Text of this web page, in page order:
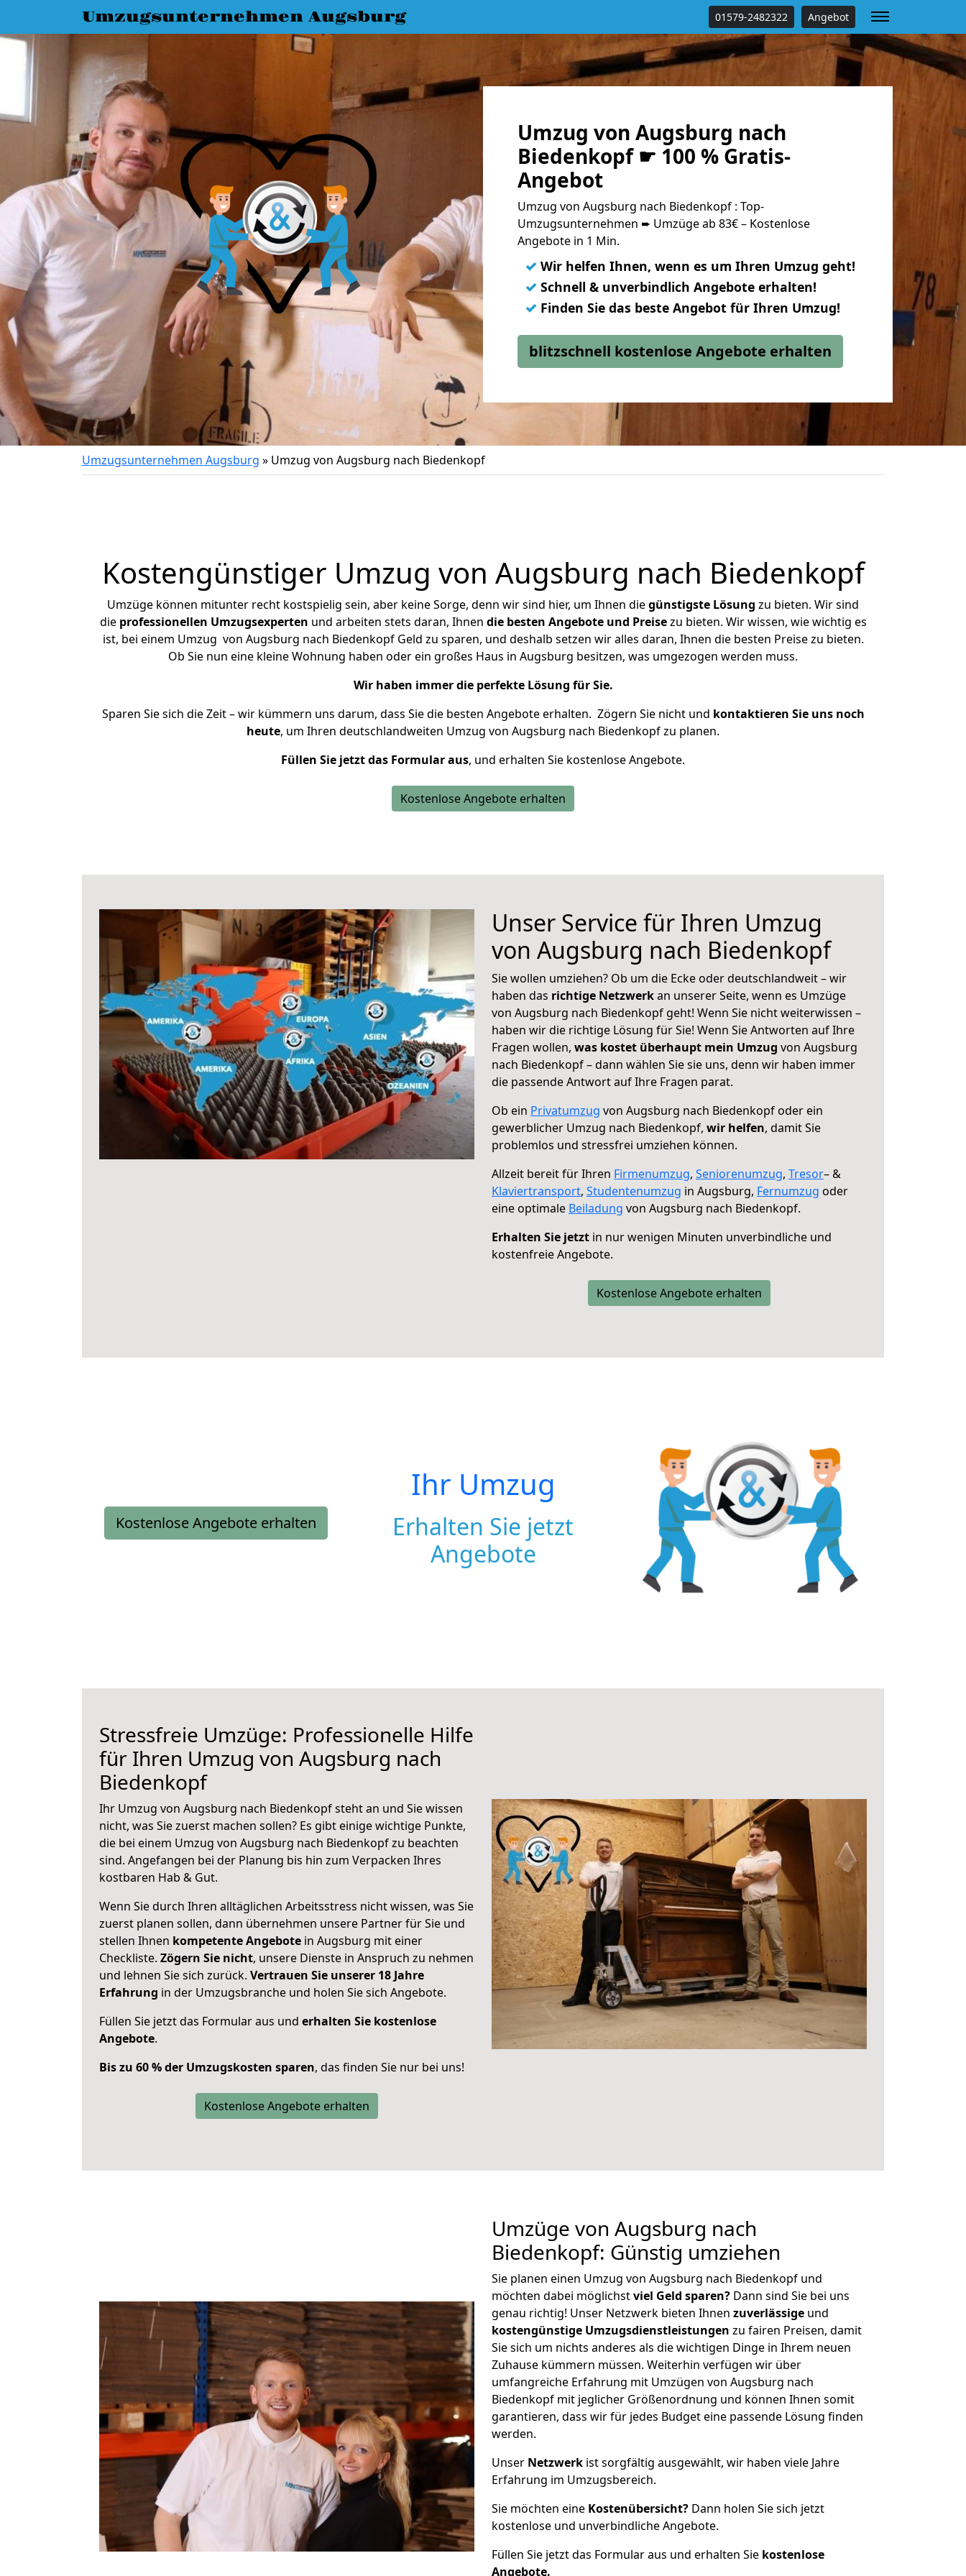
Umzugsunternehmen Augsburg 01579-2482322 Angebot
Umzug von Augsburg nach
Biedenkopf ☛ 100 % Gratis-
Angebot
Umzug von Augsburg nach Biedenkopf : Top-
Umzugsunternehmen ➨ Umzüge ab 83€ – Kostenlose
Angebote in 1 Min.
✓ Wir helfen Ihnen, wenn es um Ihren Umzug geht!
✓ Schnell & unverbindlich Angebote erhalten!
✓ Finden Sie das beste Angebot für Ihren Umzug!
blitzschnell kostenlose Angebote erhalten
Umzugsunternehmen Augsburg » Umzug von Augsburg nach Biedenkopf
Kostengünstiger Umzug von Augsburg nach Biedenkopf
Umzüge können mitunter recht kostspielig sein, aber keine Sorge, denn wir sind hier, um Ihnen diegünstigste Lösung zu bieten. Wir sind
die professionellen Umzugsexperten und arbeiten stets daran, Ihnen die besten Angebote und Preisezu bieten. Wir wissen, wie wichtig es
ist, bei einem Umzug von Augsburg nach Biedenkopf Geld zu sparen, und deshalb setzen wir alles daran, Ihnen die besten Preise zu bieten.
Ob Sie nun eine kleine Wohnung haben oder ein großes Haus in Augsburg besitzen, was umgezogen werden muss.
Wir haben immer die perfekte Lösung für Sie.
Sparen Sie sich die Zeit – wir kümmern uns darum, dass Sie die besten Angebote erhalten. Zögern Sie nicht und kontaktieren Sie uns noch
heute, um Ihren deutschlandweiten Umzug von Augsburg nach Biedenkopf zu planen.
Füllen Sie jetzt das Formular aus, und erhalten Sie kostenlose Angebote.
Kostenlose Angebote erhalten
Unser Service für Ihren Umzug
von Augsburg nach Biedenkopf
Sie wollen umziehen? Ob um die Ecke oder deutschlandweit – wir
haben das richtige Netzwerkan unserer Seite, wenn es Umzüge
von Augsburg nach Biedenkopf geht! Wenn Sie nicht weiterwissen –
haben wir die richtige Lösung für Sie! Wenn Sie Antworten auf Ihre
Fragen wollen, was kostet überhaupt mein Umzug von Augsburg
nach Biedenkopf – dann wählen Sie sie uns, denn wir haben immer
die passende Antwort auf Ihre Fragen parat.
Ob ein Privatumzug von Augsburg nach Biedenkopf oder ein
gewerblicher Umzug nach Biedenkopf, wir helfen, damit Sie
problemlos und stressfrei umziehen können.
Allzeit bereit für Ihren Firmenumzug, Seniorenumzug, Tresor– &
Klaviertransport, Studentenumzug in Augsburg, Fernumzug oder
eine optimale Beiladung von Augsburg nach Biedenkopf.
Erhalten Sie jetzt in nur wenigen Minuten unverbindliche und
kostenfreie Angebote.
Kostenlose Angebote erhalten
Kostenlose Angebote erhalten
Ihr Umzug
Erhalten Sie jetzt
Angebote
Stressfreie Umzüge: Professionelle Hilfe
für Ihren Umzug von Augsburg nach
Biedenkopf
Ihr Umzug von Augsburg nach Biedenkopf steht an und Sie wissen
nicht, was Sie zuerst machen sollen? Es gibt einige wichtige Punkte,
die bei einem Umzug von Augsburg nach Biedenkopf zu beachten
sind. Angefangen bei der Planung bis hin zum Verpacken Ihres
kostbaren Hab & Gut.
Wenn Sie durch Ihren alltäglichen Arbeitsstress nicht wissen, was Sie
zuerst planen sollen, dann übernehmen unsere Partner für Sie und
stellen Ihnen kompetente Angebote in Augsburg mit einer
Checkliste. Zögern Sie nicht, unsere Dienste in Anspruch zu nehmen
und lehnen Sie sich zurück. Vertrauen Sie unserer 18 Jahre
Erfahrung in der Umzugsbranche und holen Sie sich Angebote.
Füllen Sie jetzt das Formular aus und erhalten Sie kostenlose
Angebote.
Bis zu 60 % der Umzugskosten sparen, das finden Sie nur bei uns!
Kostenlose Angebote erhalten
Umzüge von Augsburg nach
Biedenkopf: Günstig umziehen
Sie planen einen Umzug von Augsburg nach Biedenkopf und
möchten dabei möglichstviel Geld sparen? Dann sind Sie bei uns
genau richtig! Unser Netzwerk bieten Ihnen zuverlässige und
kostengünstige Umzugsdienstleistungen zu fairen Preisen, damit
Sie sich um nichts anderes als die wichtigen Dinge in Ihrem neuen
Zuhause kümmern müssen. Weiterhin verfügen wir über
umfangreiche Erfahrung mit Umzügen von Augsburg nach
Biedenkopf mit jeglicher Größenordnung und können Ihnen somit
garantieren, dass wir für jedes Budget eine passende Lösung finden
werden.
Unser Netzwerk ist sorgfältig ausgewählt, wir haben viele Jahre
Erfahrung im Umzugsbereich.
Sie möchten eine Kostenübersicht? Dann holen Sie sich jetzt
kostenlose und unverbindliche Angebote.
Füllen Sie jetzt das Formular aus und erhalten Sie kostenlose
Angebote.